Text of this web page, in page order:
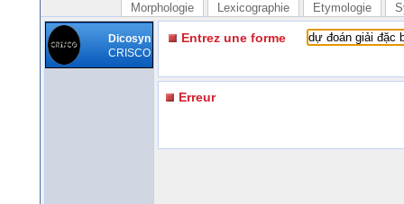
Morphologie Lexicographie Etymologie
Dicosyn
CRISCO
Entrez une forme
Erreur